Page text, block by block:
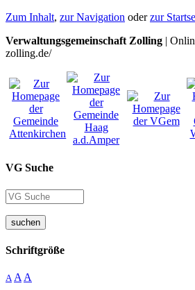
Zum Inhalt, zur Navigation oderzur
Verwaltungsgemeinschaft Zolling |
zolling.de/
VG Suche
suchen
Schriftgröße
A A A